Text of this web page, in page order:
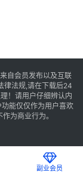
自会员发布以及互联
律法规,请在下载后24
！请用户仔细辨认内
能仅仅作为用户喜欢
为商业行为。
副业会员